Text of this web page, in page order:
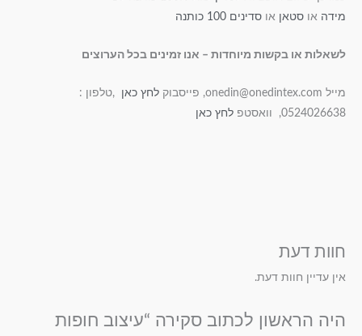
מידה או סטאן או סדינים 100 כותנה
לשאלות או בקשות מיוחדות – אנו זמינים בכל הערוצים
מייל onedin@onedintex.com, פייסבוק לחץ כאן ,טלפון :
0524026638, וואסטפ
לחץ כאן
חוות דעת
אין עדיין חוות דעת.
היה הראשון לכתוב סקירה “עיצוב חופות